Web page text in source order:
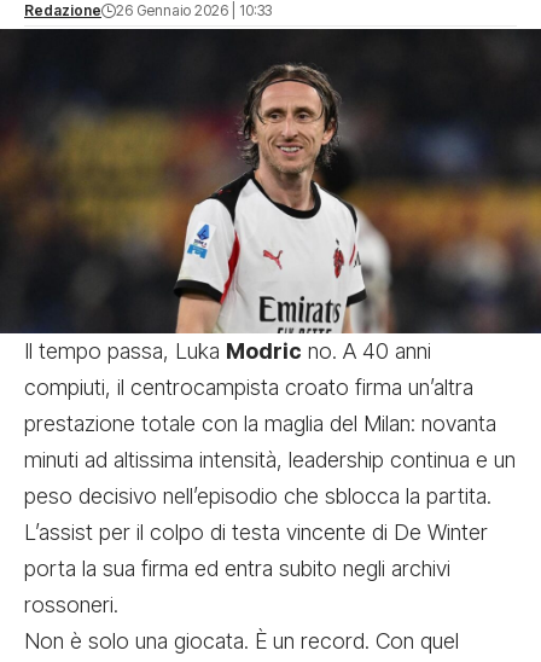
Redazione 26 Gennaio 2026 | 10:33
Il tempo passa, Luka Modric no. A 40 anni
compiuti, il centrocampista croato firma un’altra
prestazione totale con la maglia del Milan: novanta
minuti ad altissima intensità, leadership continua e un
peso decisivo nell’episodio che sblocca la partita.
L’assist per il colpo di testa vincente di De Winter
porta la sua firma ed entra subito negli archivi
rossoneri.
Non è solo una giocata. È un record. Con quel